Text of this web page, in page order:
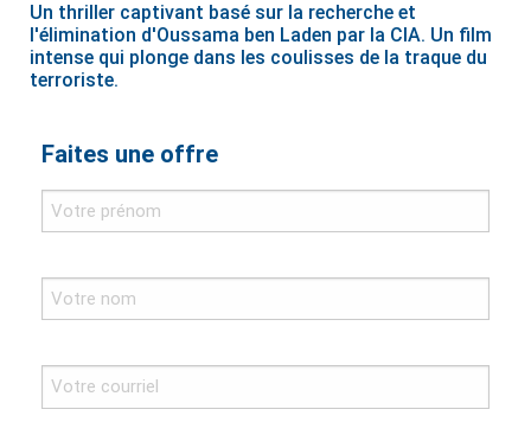
Un thriller captivant basé sur la recherche et
l'élimination d'Oussama ben Laden par la CIA. Un film
intense qui plonge dans les coulisses de la traque du
terroriste.
Faites une offre